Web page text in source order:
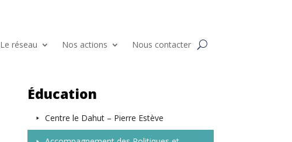
Le réseau Nos actions Nous contacter
Éducation
Centre le Dahut – Pierre Estève